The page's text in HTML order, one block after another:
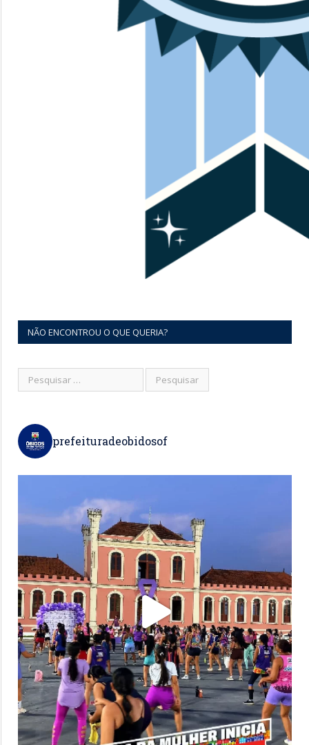
NÃO ENCONTROU O QUE QUERIA?
prefeituradeobidosof